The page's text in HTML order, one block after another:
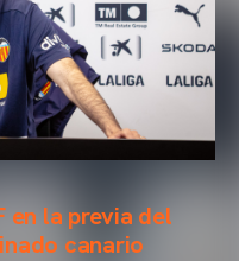
en la previa del
canario